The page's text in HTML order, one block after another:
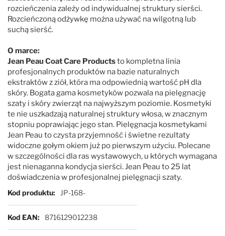
rozcieńczenia zależy od indywidualnej struktury sierści.
Rozcieńczoną odżywkę można używać na wilgotną lub
suchą sierść.
O marce:
Jean Peau Coat Care Productsto kompletna linia
profesjonalnych produktów na bazie naturalnych
ekstraktów z ziół, która ma odpowiednią wartość pH dla
skóry. Bogata gama kosmetyków pozwala na pielęgnację
szaty i skóry zwierząt na najwyższym poziomie. Kosmetyki
te nie uszkadzają naturalnej struktury włosa, w znacznym
stopniu poprawiając jego stan. Pielęgnacja kosmetykami
Jean Peau to czysta przyjemność i świetne rezultaty
widoczne gołym okiem już po pierwszym użyciu. Polecane
w szczególności dla ras wystawowych, u których wymagana
jest nienaganna kondycja sierści. Jean Peau to 25 lat
doświadczenia w profesjonalnej pielęgnacji szaty.
Więcej informacji
Kod produktu JP-168-
Kod EAN 8716129012238